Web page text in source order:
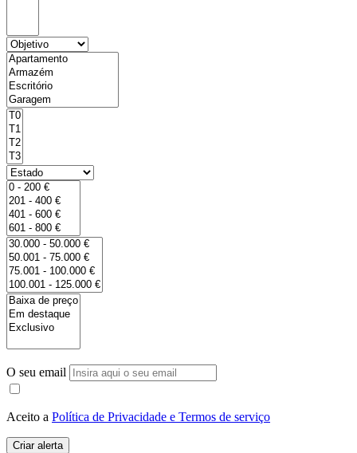
O seu email
Aceito a Política de Privacidade e Termos de serviço